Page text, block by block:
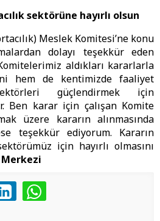
sektörüne hayırlı olsun
Meslek Komitesi’ne konu
dolayı teşekkür eden
aldıkları kararlarla
hem de kentimizde faaliyet
güçlendirmek için
Ben karar için çalışan Komite
üzere kararın alınmasında
teşekkür ediyorum. Kararın
için hayırlı olmasını